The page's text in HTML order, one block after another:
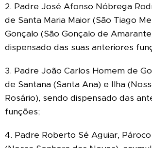
2. Padre José Afonso Nóbrega
de Santa Maria Maior (São Tiago
Gonçalo (São Gonçalo de
dispensado das suas anteriores
3. Padre João Carlos Homem de
de Santana (Santa Ana) e Ilha
Rosário), sendo dispensado das
funções;
4. Padre Roberto Sé Aguiar,